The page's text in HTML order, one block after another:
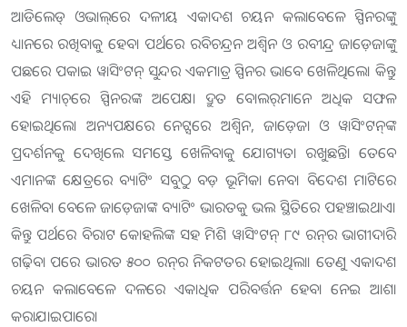
ଆଡିଲେଡ୍‌ ଓଭାଲ୍‌ରେ ଦଳୀୟ ଏକାଦଶ ଚୟନ କଲାବେଳେ ସ୍ପିନରଙ୍କୁ
ଧ୍ୟାନରେ ରଖିବାକୁ ହେବ। ପର୍ଥରେ ରବିଚନ୍ଦ୍ରନ ଅଶ୍ବିନ ଓ ରବୀନ୍ଦ୍ର ଜାଡ଼େଜାଙ୍କୁ
ପଛରେ ପକାଇ ୱାସିଂଟନ୍‌ ସୁନ୍ଦର ଏକମାତ୍ର ସ୍ପିନର ଭାବେ ଖେଳିଥିଲେ। କିନ୍ତୁ
ଏହି ମ୍ୟାଚ୍‌ରେ ସ୍ପିନରଙ୍କ ଅପେକ୍ଷା ଦ୍ରୁତ ବୋଲର୍‌ମାନେ ଅଧିକ ସଫଳ
ହୋଇଥିଲେ। ଅନ୍ୟପକ୍ଷରେ ନେଟ୍ସରେ ଅଶ୍ବିନ, ଜାଡ଼େଜା ଓ ୱାସିଂଟନ୍‌ଙ୍କ
ପ୍ରଦର୍ଶନକୁ ଦେଖିଲେ ସମସ୍ତେ ଖେଳିବାକୁ ଯୋଗ୍ୟତା ରଖୁଛନ୍ତି। ତେବେ
ଏମାନଙ୍କ କ୍ଷେତ୍ରରେ ବ୍ୟାଟିଂ ସବୁଠୁ ବଡ଼ ଭୂମିକା ନେବ। ବିଦେଶ ମାଟିରେ
ଖେଳିବା ବେଳେ ଜାଡ଼େଜାଙ୍କ ବ୍ୟାଟିଂ ଭାରତକୁ ଭଲ ସ୍ଥିତିରେ ପହଞ୍ଚାଇଥାଏ।
କିନ୍ତୁ ପର୍ଥରେ ବିରାଟ କୋହଲିଙ୍କ ସହ ମିଶି ୱାସିଂଟନ୍‌ ୮୯ ରନ୍‌ର ଭାଗୀଦାରି
ଗଢ଼ିବା ପରେ ଭାରତ ୫୦୦ ରନ୍‌ର ନିକଟତର ହୋଇଥିଲା। ତେଣୁ ଏକାଦଶ
ଚୟନ କଲାବେଳେ ଦଳରେ ଏକାଧିକ ପରିବର୍ତ୍ତନ ହେବା ନେଇ ଆଶା
କରାଯାଇପାରେ।